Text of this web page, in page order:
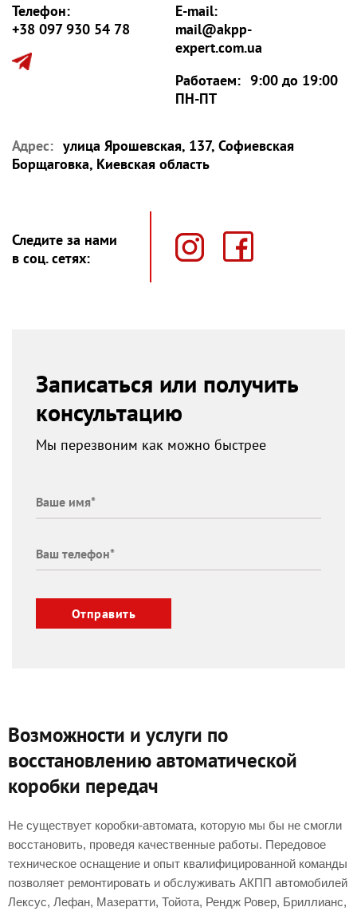
Телефон:
+38 097 930 54 78
E-mail:
mail@akpp-
expert.com.ua
Работаем: 9:00 до 19:00
ПН-ПТ
Адрес: улица Ярошевская, 137, Софиевская
Борщаговка, Киевская область
Следите за нами
в соц. сетях:
Записаться или получить
консультацию
Мы перезвоним как можно быстрее
Отправить
Возможности и услуги по
восстановлению автоматической
коробки передач
Не существует коробки-автомата, которую мы бы не смогли
восстановить, проведя качественные работы. Передовое
техническое оснащение и опыт квалифицированной команды
позволяет ремонтировать и обслуживать АКПП автомобилей
Лексус, Лефан, Мазератти, Тойота, Рендж Ровер, Бриллианс,